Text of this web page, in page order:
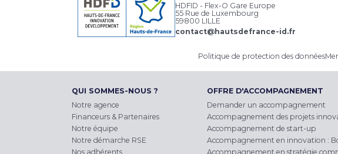
HDFID - Flex-O Gare Europe
55 Rue de Luxembourg
59800 LILLE
contact@hautsdefrance-id.fr
Politique de protection des données
QUI SOMMES-NOUS ?
Notre agence
Financeurs & Partenaires
Notre équipe
Notre démarche RSE
Nos adhérents
OFFRE D'ACCOMPAGNEMENT
Demander un accompagnement
Accompagnement des projets
Accompagnement de start-up
Accompagnement en innovation :
Accompagnement en stratégie